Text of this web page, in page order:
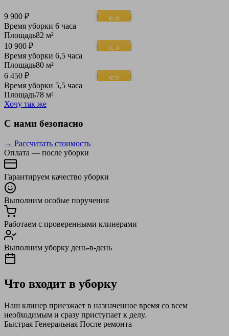
9 900 ₽
Время уборки 6 часа
Площадь82 м²
10 900 ₽
Время уборки 6,5 часа
Площадь80 м²
6 450 ₽
Время уборки 5,5 часа
Площадь78 м²
Хочу так же
С нами безопасно
→ Рассчитать стоимость
Оплата — после уборки
Гарантируем качество уборки
Выполним особые поручения
Работаем с проверенными клинерами
Выполним уборку день-в-день
Что входит в уборку
Наш клинер приезжает в назначенное время со всем
необходимым и сразу приступает к делу.
Быстрая Генеральная После ремонта